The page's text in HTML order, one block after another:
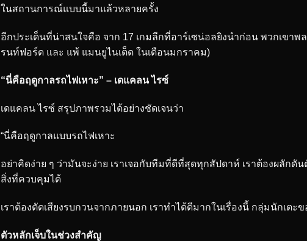
ในสถานการณ์แบบนี้มาแล้วหลายครั้ง
อีกประเด็นที่น่าสนใจคือ จาก 17 เกมลีกที่อาร์เซน่อลยิงนำก่อน พวกเขาพ
รนท์ฟอร์ด และ แพ้ แมนยูไนเต็ด ในเดือนมกราคม)
“นี่คือฤดูกาลรถไฟเหาะ” – เดแคลน ไรซ์
เดแคลน ไรซ์ สรุปภาพรวมได้อย่างชัดเจนว่า
“นี่คือฤดูกาลแบบรถไฟเหาะ
อย่าคิดง่าย ๆ ว่ามันจะง่าย เราเจอกับทีมที่ดีที่สุดทุกสัปดาห์ เราต้องผลักดั
สิ่งที่ควบคุมได้
เราต้องตัดเสียงรบกวนจากภายนอก เราทำได้ดีมากในเรื่องนี้ กลุ่มนักเตะข
ตัวหลักเจ็บในช่วงสำคัญ